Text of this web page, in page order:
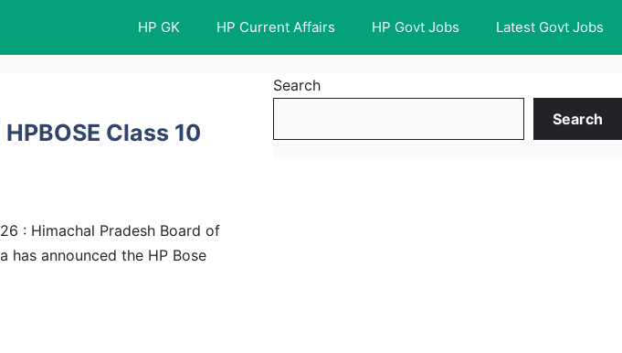
HP GK HP Current Affairs HP Govt Jobs Latest Govt Jobs
Class 10
: Himachal Pradesh Board of
has announced the HP Bose
Search
Search